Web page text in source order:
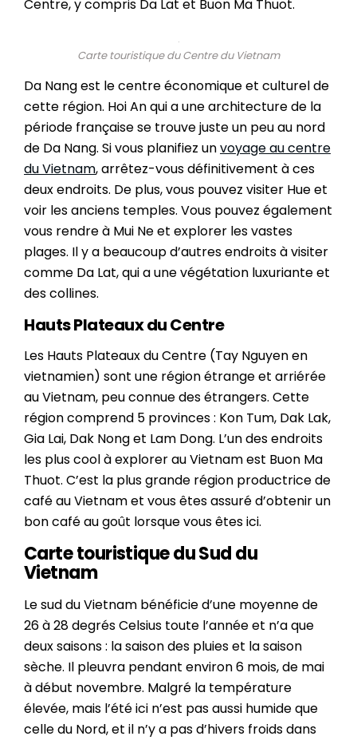
Centre, y compris Da Lat et Buon Ma Thuot.
Carte touristique du Centre du Vietnam
Da Nang est le centre économique et culturel de
cette région. Hoi An qui a une architecture de la
période française se trouve juste un peu au nord
de Da Nang. Si vous planifiez unvoyage au centre
du Vietnam, arrêtez-vous définitivement à ces
deux endroits. De plus, vous pouvez visiter Hue et
voir les anciens temples. Vous pouvez également
vous rendre à Mui Ne et explorer les vastes
plages. Il y a beaucoup d’autres endroits à visiter
comme Da Lat, qui a une végétation luxuriante et
des collines.
Hauts Plateaux du Centre
Les Hauts Plateaux du Centre (Tay Nguyen en
vietnamien) sont une région étrange et arriérée
au Vietnam, peu connue des étrangers. Cette
région comprend 5 provinces : Kon Tum, Dak Lak,
Gia Lai, Dak Nong et Lam Dong. L’un des endroits
les plus cool à explorer au Vietnam est Buon Ma
Thuot. C’est la plus grande région productrice de
café au Vietnam et vous êtes assuré d’obtenir un
bon café au goût lorsque vous êtes ici.
Carte touristique du Sud du
Vietnam
Le sud du Vietnam bénéficie d’une moyenne de
26 à 28 degrés Celsius toute l’année et n’a que
deux saisons : la saison des pluies et la saison
sèche. Il pleuvra pendant environ 6 mois, de mai
à début novembre. Malgré la température
élevée, mais l’été ici n’est pas aussi humide que
celle du Nord, et il n’y a pas d’hivers froids dans